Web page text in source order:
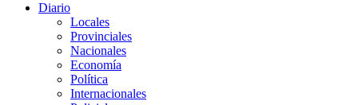
Diario
Locales
Provinciales
Nacionales
Economía
Política
Internacionales